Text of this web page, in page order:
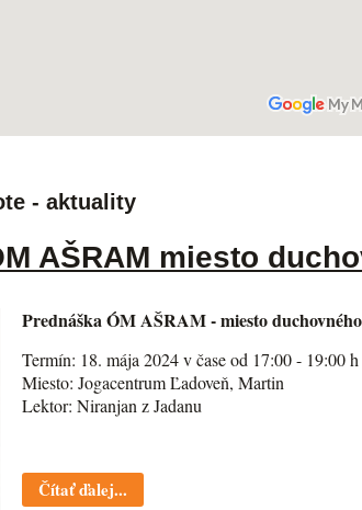
- aktuality
AŠRAM miesto
Prednáška ÓM AŠRAM - miesto
Termín: 18. mája 2024 v čase od 17:00 - 19:00 h
Miesto: Jogacentrum Ľadoveň, Martin
Lektor: Niranjan z Jadanu
Čítať ďalej...